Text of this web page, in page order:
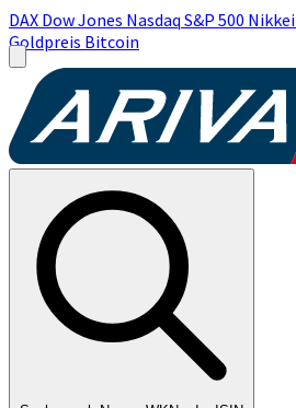
DAX Dow Jones Nasdaq S&P 500 Nikkei
Goldpreis Bitcoin